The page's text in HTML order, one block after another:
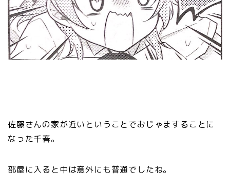
佐藤さんの家が近いということでおじゃますることに
なった千春。
部屋に入ると中は意外にも普通でしたね。